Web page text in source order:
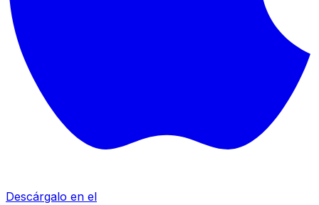
Descárgalo en el